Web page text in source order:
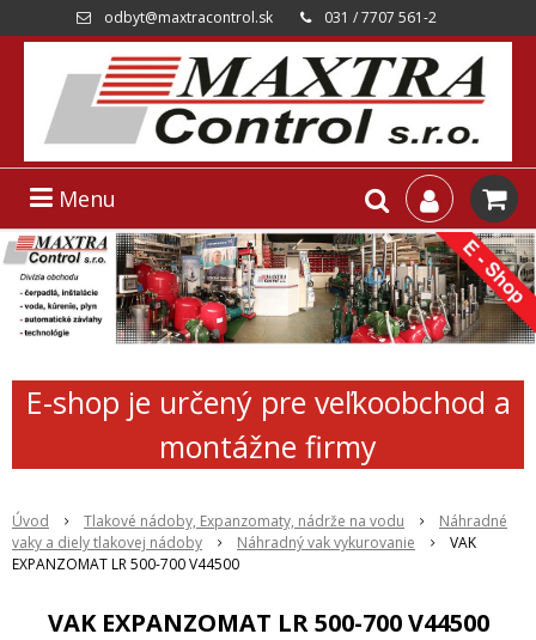
odbyt@maxtracontrol.sk 031 / 7707 561-2
Menu
E-shop je určený pre veľkoobchod a
montážne firmy
Úvod Tlakové nádoby, Expanzomaty, nádrže na vodu
Náhradné
vaky a diely tlakovej nádoby
Náhradný vak vykurovanie
VAK
EXPANZOMAT LR 500-700 V44500
VAK EXPANZOMAT LR 500-700 V44500